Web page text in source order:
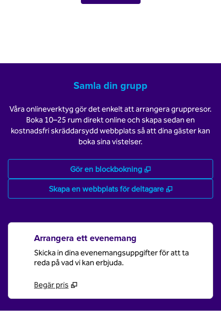
Samla din grupp
Våra onlineverktyg gör det enkelt att arrangera gruppresor.
Boka 10–25 rum direkt online och skapa sedan en
kostnadsfri skräddarsydd webbplats så att dina gäster kan
boka sina vistelser.
Gör en blockbokning ,
Skapa en webbplats för deltagare
,
Arrangera ett evenemang
Skicka in dina evenemangsuppgifter för att ta
reda på vad vi kan erbjuda.
Begär pris